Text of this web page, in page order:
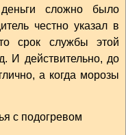
сложно было
честно указал в
срок службы этой
И действительно, до
а когда морозы